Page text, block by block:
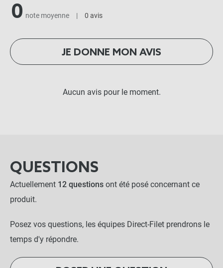
0 note moyenne | 0 avis
JE DONNE MON AVIS
Aucun avis pour le moment.
QUESTIONS
Actuellement 12 questions ont été posé concernant ce
produit.
Posez vos questions, les équipes Direct-Filet prendrons le
temps d'y répondre.